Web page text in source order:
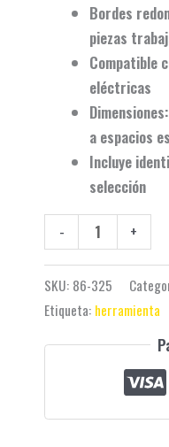
Bordes
piezas
Compatible
eléctricas
a espacios
Incluye
selección
- +
SKU: 86-325
Etiqueta: herramienta